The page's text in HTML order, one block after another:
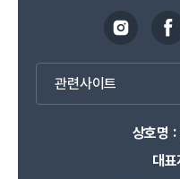
관련사이트
상호명 :
대